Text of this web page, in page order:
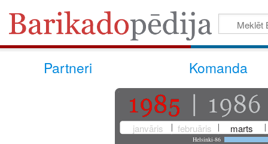
Partneri Komanda
janvāris februāris marts
Helsinki-86